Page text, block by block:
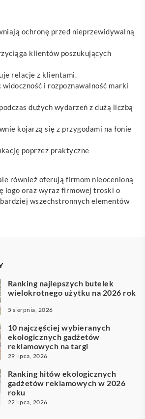
ochronę przed nieprzewidywalną
klientów poszukujących
relacje z klientami.
i rozpoznawalność marki
dużych wydarzeń z dużą liczbą
kojarzą się z przygodami na łonie
poprzez praktyczne
również oferują firmom nieocenioną
logo oraz wyraz firmowej troski o
wszechstronnych elementów
Ranking najlepszych butelek
wielokrotnego użytku na 2026 rok
5 sierpnia, 2026
10 najczęściej wybieranych
ekologicznych gadżetów
reklamowych na targi
29 lipca, 2026
Ranking hitów ekologicznych
gadżetów reklamowych w 2026
roku
22 lipca, 2026